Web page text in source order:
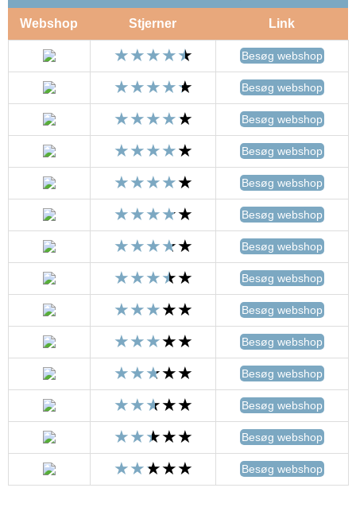
Webshop Stjerner Link
Besøg webshop
Besøg webshop
Besøg webshop
Besøg webshop
Besøg webshop
Besøg webshop
Besøg webshop
Besøg webshop
Besøg webshop
Besøg webshop
Besøg webshop
Besøg webshop
Besøg webshop
Besøg webshop